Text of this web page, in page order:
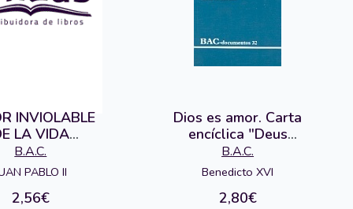
INVIOLABLE
LA VIDA
B.A.C.
PABLO II
2,56€
Dios es amor. Carta
encíclica "Deus
caritas est"
B.A.C.
Benedicto XVI
2,80€